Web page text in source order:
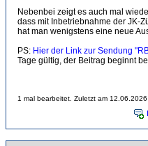
Nebenbei zeigt es auch mal
dass mit Inbetriebnahme der JK-
hat man wenigstens eine neue
PS: Hier der Link zur Sendung
Tage gültig, der Beitrag beginnt
1 mal bearbeitet. Zuletzt am